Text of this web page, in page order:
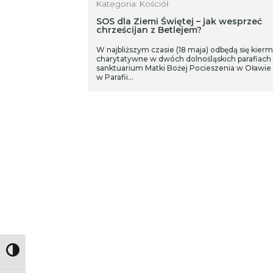
Toggle High Contrast
Kategoria: Kościół
SOS dla Ziemi Świętej – jak wesprzeć
chrześcijan z Betlejem?
W najbliższym czasie (18 maja) odbędą się
charytatywne w dwóch dolnośląskich parafiach
sanktuarium Matki Bożej Pocieszenia w Oławie
w Parafii…